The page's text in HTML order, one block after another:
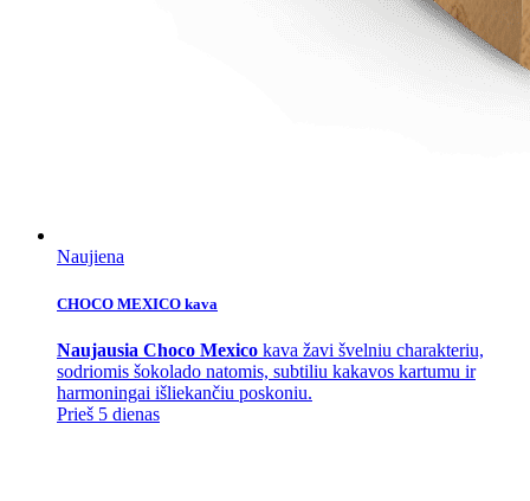
Naujiena
CHOCO MEXICO kava
Naujausia Choco Mexico kava žavi švelniu charakteriu,
sodriomis šokolado natomis, subtiliu kakavos kartumu ir
harmoningai išliekančiu poskoniu.
Prieš 5 dienas